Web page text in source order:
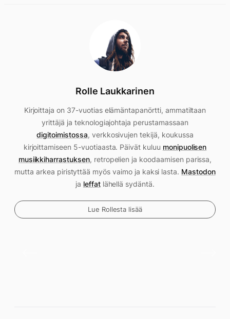
Rolle Laukkarinen
Kirjoittaja on 37-vuotias elämäntapanörtti, ammatiltaan
yrittäjä ja teknologiajohtaja perustamassaan
digitoimistossa, verkkosivujen tekijä, koukussa
kirjoittamiseen 5-vuotiaasta. Päivät kuluu monipuolisen
musiikkiharrastuksen, retropelien ja koodaamisen parissa,
mutta arkea piristyttää myös vaimo ja kaksi lasta. Mastodon
ja leffatlähellä sydäntä.
Lue Rollesta lisää